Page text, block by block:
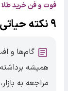
فوت و فن خرید طلا
۹ نکته حیاتی که باید هنگام خرید طلا بدانید
گام‌ها و
همیشه
مراجعه به